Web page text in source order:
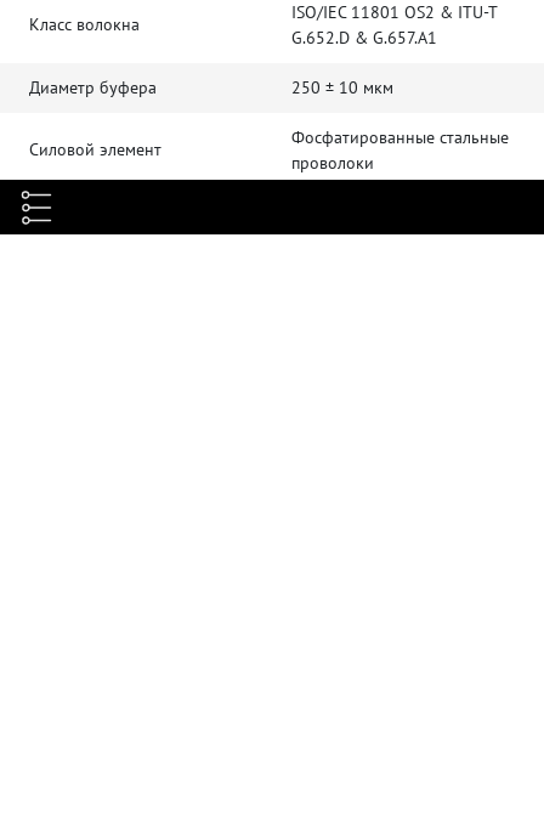
Класс волокна
ISO/IEC 11801 OS2 & ITU-T
G.652.D & G.657.A1
Диаметр буфера 250 ± 10 мкм
Силовой элемент
Фосфатированные стальные
проволоки
Материал внешней оболочки